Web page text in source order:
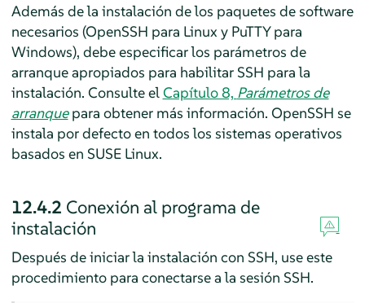
Además de la instalación de los paquetes de software
necesarios (OpenSSH para Linux y PuTTY para
Windows), debe especificar los parámetros de
arranque apropiados para habilitar SSH para la
instalación. Consulte elCapítulo 8, Parámetros de
arranquepara obtener más información. OpenSSH se
instala por defecto en todos los sistemas operativos
basados en SUSE Linux.
12.4.2 Conexión al programa de
instalación
Después de iniciar la instalación con SSH, use este
procedimiento para conectarse a la sesión SSH.